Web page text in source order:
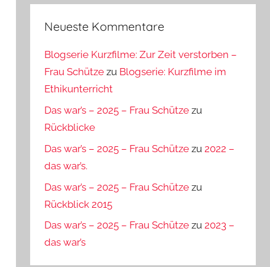
Neueste Kommentare
Blogserie Kurzfilme: Zur Zeit verstorben –
Frau Schütze zu Blogserie: Kurzfilme im
Ethikunterricht
Das war’s – 2025 – Frau Schütze zu
Rückblicke
Das war’s – 2025 – Frau Schütze zu 2022 –
das war’s.
Das war’s – 2025 – Frau Schütze zu
Rückblick 2015
Das war’s – 2025 – Frau Schütze zu2023 –
das war’s